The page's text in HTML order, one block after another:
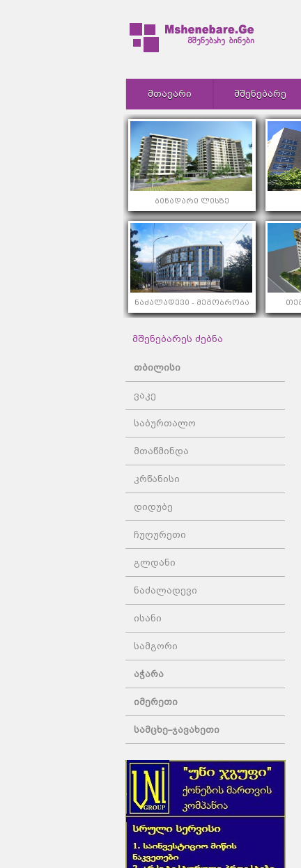
ᲛᲗᲐᲕᲐᲠᲘ ᲛᲨᲔᲜᲔᲑᲐᲠᲔ
ბინადარი ლისზე
ნაძალადევი - მეგობრობა
მშენებარეს ძებნა
თბილისი
ვაკე
საბურთალო
მთაწმინდა
კრწანისი
დიდუბე
ჩუღურეთი
გლდანი
ნაძალადევი
ისანი
სამგორი
აჭარა
იმერეთი
სამცხე–ჯავახეთი